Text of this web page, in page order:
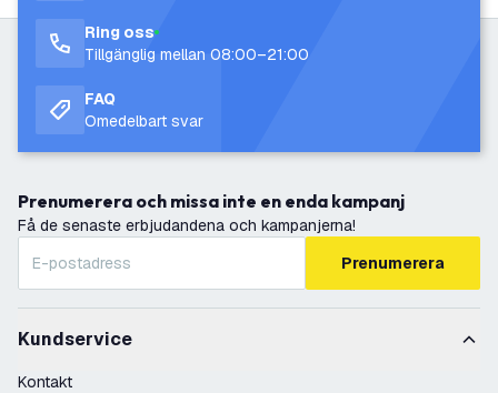
Ring oss
Tillgänglig mellan 08:00–21:00
FAQ
Omedelbart svar
Prenumerera och missa inte en enda kampanj
Få de senaste erbjudandena och kampanjerna!
Prenumerera
Kundservice
Kontakt